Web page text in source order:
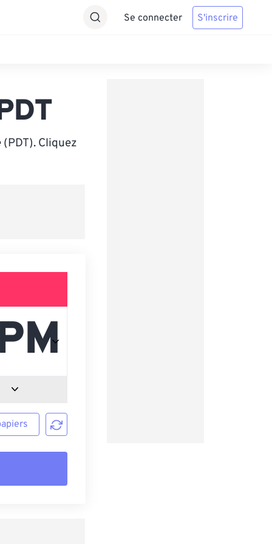
Se connecter S'inscrire
Cliquez